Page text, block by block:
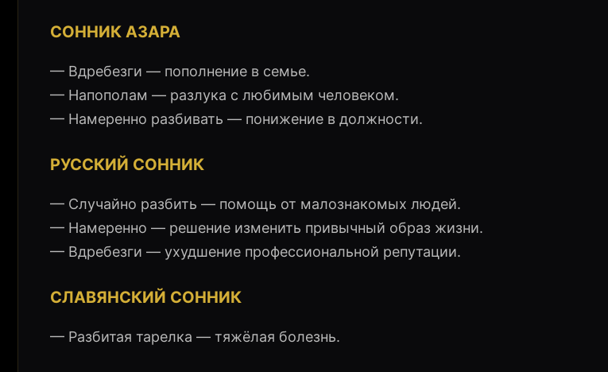
СОННИК АЗАРА
— Вдребезги — пополнение в семье.
— Напополам — разлука с любимым человеком.
— Намеренно разбивать — понижение в должности.
РУССКИЙ СОННИК
— Случайно разбить — помощь от малознакомых людей.
— Намеренно — решение изменить привычный образ жизни.
— Вдребезги — ухудшение профессиональной репутации.
СЛАВЯНСКИЙ СОННИК
— Разбитая тарелка — тяжёлая болезнь.